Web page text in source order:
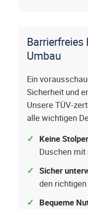
Umbau
Ein
Sicherheit und
Unsere TÜV-
alle wichtigen
Keine
Duschen
Sicher
den
Bequeme